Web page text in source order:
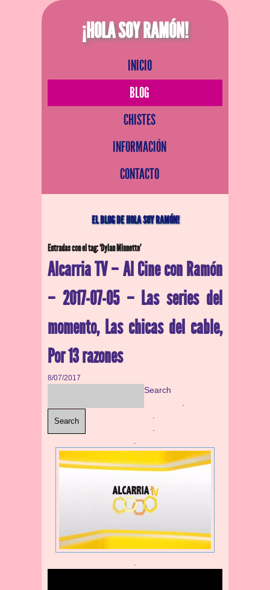
¡HOLA SOY RAMÓN!
INICIO
BLOG
CHISTES
INFORMACIÓN
CONTACTO
EL BLOG DE HOLA SOY RAMÓN!
Entradas con el tag: ‘Dylan Minnette’
Alcarria TV – Al Cine con Ramón
– 2017-07-05 – Las series del
momento, Las chicas del cable,
Por 13 razones
8/07/2017
Search
Search